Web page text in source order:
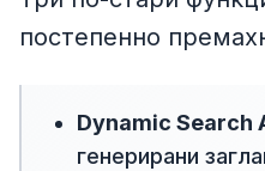
постепенно
Dynamic Search
генерирани